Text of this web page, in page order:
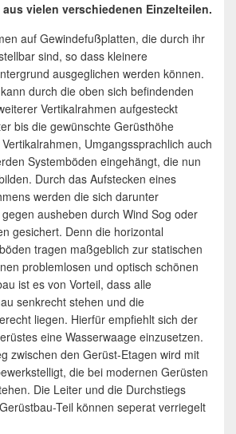
vielen verschiedenen Einzelteilen.
auf Gewindefußplatten, die durch ihr
sind, so dass kleinere
ausgeglichen werden können.
durch die oben sich befindenden
Vertikalrahmen aufgesteckt
bis die gewünschte Gerüsthöhe
Umgangssprachlich auch
Systemböden eingehängt, die nun
Durch das Aufstecken eines
werden die sich darunter
ausheben durch Wind Sog oder
gesichert. Denn die horizontal
tragen maßgeblich zur statischen
problemlosen und optisch schönen
ist es von Vorteil, dass alle
senkrecht stehen und die
liegen. Hierfür empfiehlt sich der
eine Wasserwaage einzusetzen.
zwischen den Gerüst-Etagen wird mit
die bei modernen Gerüsten
Die Leiter und die Durchstiegs
Teil können seperat verriegelt